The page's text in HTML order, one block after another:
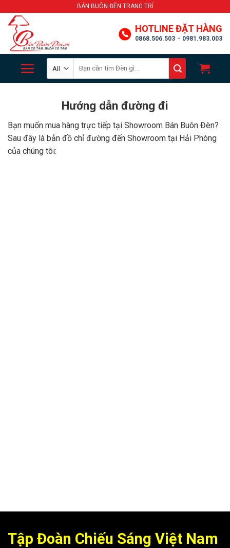
content
BÁN BUÔN ĐÈN TRANG TRÍ
HOTLINE ĐẶT HÀNG
0868.506.503 - 0981.983.003
for:
Hướng dẫn đường đi
Bạn muốn mua hàng trực tiếp tại Showroom Bán Buôn Đèn?
Sau đây là bản đồ chỉ đường đến Showroom tại Hải Phòng
của chúng tôi:
Tập Đoàn Chiếu Sáng Việt Nam